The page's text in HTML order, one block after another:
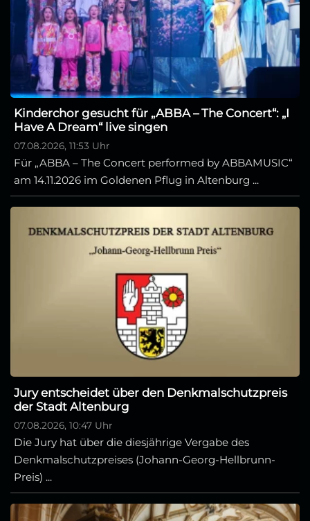
Kinderchor gesucht für „ABBA – The Concert“: „I
Have A Dream“ live singen
07.08.2026, 11:53 Uhr
Für „ABBA – The Concert performed by ABBAMUSIC“
am 14.11.2026 im Goldenen Pflug in Altenburg ...
Jury entscheidet über den Denkmalschutzpreis
der Stadt Altenburg
07.08.2026, 10:47 Uhr
Die Jury hat über die diesjährige Vergabe des
Denkmalschutzpreises (Johann-Georg-Hellbrunn-
Preis) ...